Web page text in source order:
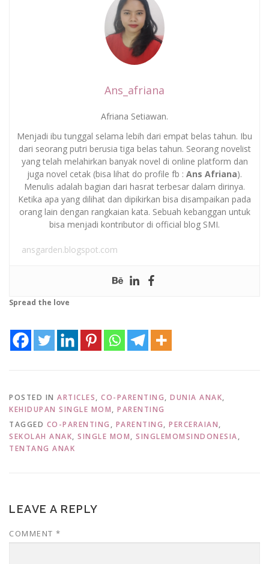
Ans_afriana
Afriana Setiawan.
Menjadi ibu tunggal selama lebih dari empat belas tahun. Ibu
dari seorang putri berusia tiga belas tahun. Seorang novelist
yang telah melahirkan banyak novel di online platform dan
juga novel cetak (bisa lihat do profile fb : Ans Afriana).
Menulis adalah bagian dari hasrat terbesar dalam dirinya.
Ketika apa yang dilihat dan dipikirkan bisa disampaikan pada
orang lain dengan rangkaian kata. Sebuah kebanggan untuk
bisa menjadi kontributor di official blog SMI.
ansgarden.blogspot.com
Spread the love
POSTED IN ARTICLES, CO-PARENTING, DUNIA ANAK,
KEHIDUPAN SINGLE MOM, PARENTING
TAGGED CO-PARENTING , PARENTING, PERCERAIAN,
SEKOLAH ANAK, SINGLE MOM, SINGLEMOMSINDONESIA,
TENTANG ANAK
LEAVE A REPLY
COMMENT *